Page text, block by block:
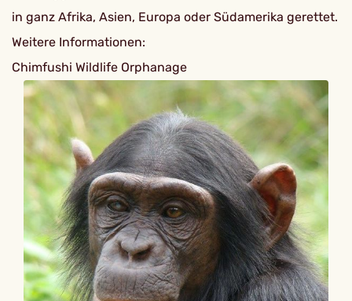
in ganz Afrika, Asien, Europa oder Südamerika gerettet.
Weitere Informationen:
Chimfushi Wildlife Orphanage